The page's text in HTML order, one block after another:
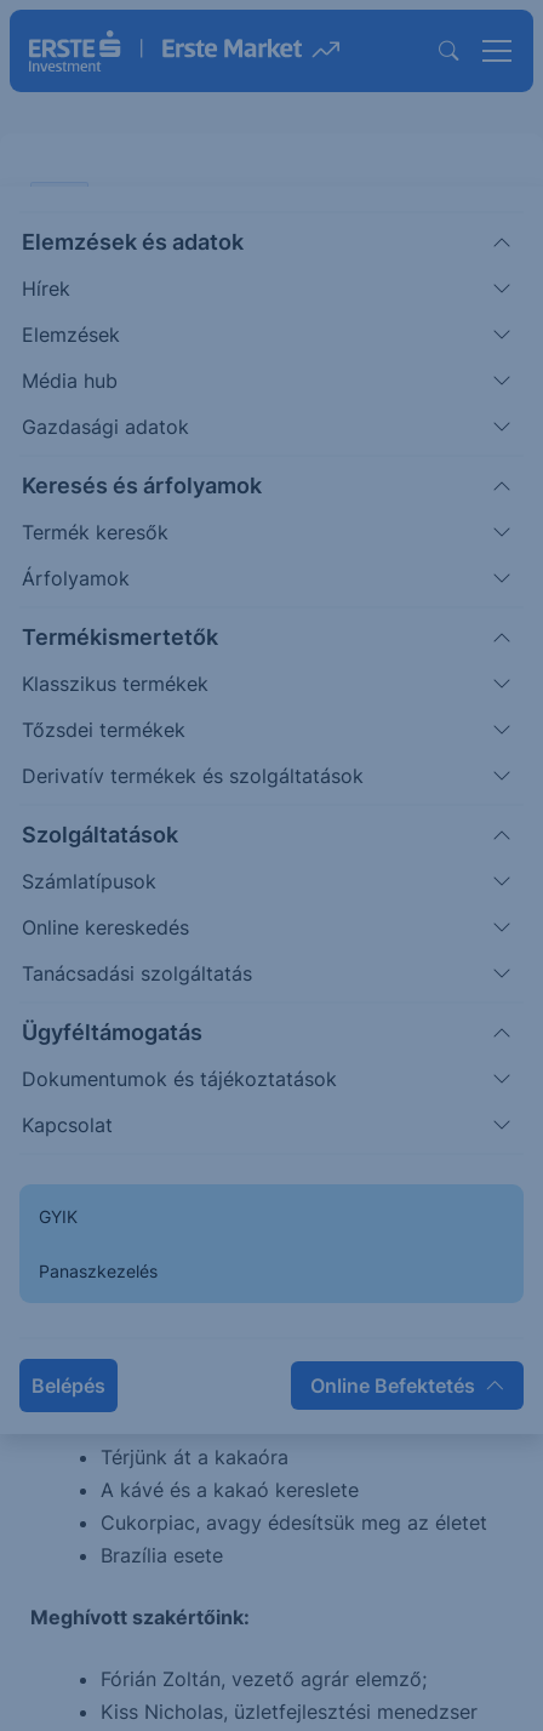
Elemzések és adatok
Hírek
Elemzések
Média hub
Gazdasági adatok
Keresés és árfolyamok
Termék keresők
Árfolyamok
Termékismertetők
Klasszikus termékek
Tőzsdei termékek
Derivatív termékek és szolgáltatások
Szolgáltatások
Számlatípusok
Online kereskedés
Tanácsadási szolgáltatás
Ügyféltámogatás
Dokumentumok és tájékoztatások
Kapcsolat
GYIK
Panaszkezelés
Belépés Online Befektetés
LUXUSbefektetései?
Jól jegyezzük meg a reggeli kávé ízét, mert már
nem sokáig élvezhetjük? A szülinapra kapott
ajándék bonbont később eszükbe sem jut majd
továbbajándékozni? Vezető agrár elemzőnkkel az
emberek életét napjainkra alapvetően
kávébabbal és cukorral kapcsolatos trendekről
beszélgettünk. Érdemes lehet elgondolkodni az
Hallgasd meg Spotify-
jwQX8nfKsR3?si=pzegcqnkShi_RTpPdeVwag
Egzotikus mezőgazdasági nyersanyagok
Kávé kínálatát befolyásoló tényezők és
piacok
Térjünk át a kakaóra
A kávé és a kakaó kereslete
Cukorpiac, avagy édesítsük meg az életet
Brazília esete
Meghívott szakértőink:
Fórián Zoltán, vezető agrár elemző;
Kiss Nicholas, üzletfejlesztési menedzser